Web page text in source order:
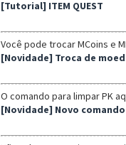
[Tutorial] ITEM QUEST
Você pode trocar MCoins e
[Novidade] Troca de
O comando para limpar PK
[Novidade] Novo